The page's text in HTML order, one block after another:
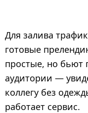
Для залива
готовые
простые, но бьют
аудитории —
коллегу без
работает сервис.